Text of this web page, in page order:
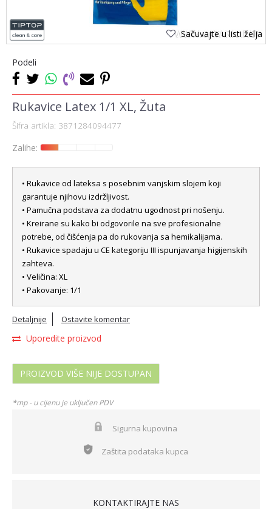
Sačuvajte u listi želja
Podeli
Rukavice Latex 1/1 XL, Žuta
Šifra artikla: 3871284094477
Zalihe:
• Rukavice od lateksa s posebnim vanjskim slojem koji
garantuje njihovu izdržljivost.
• Pamučna podstava za dodatnu ugodnost pri nošenju.
• Kreirane su kako bi odgovorile na sve profesionalne
potrebe, od čišćenja pa do rukovanja sa hemikalijama.
• Rukavice spadaju u CE kategoriju III ispunjavanja higijenskih
zahteva.
• Veličina: XL
• Pakovanje: 1/1
Detaljnije Ostavite komentar
Uporedite proizvod
PROIZVOD VIŠE NIJE DOSTUPAN
*mp - u cijenu je uključen PDV
Sigurna kupovina
Zaštita podataka kupca
KONTAKTIRAJTE NAS